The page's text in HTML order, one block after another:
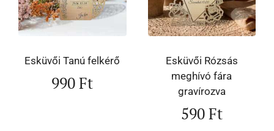
Esküvői Tanú felkérő
990Ft
Esküvői Rózsás
meghívó fára
gravírozva
590Ft